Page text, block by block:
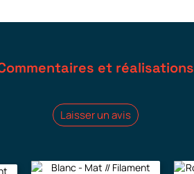
et réalisations
Laisser un avis